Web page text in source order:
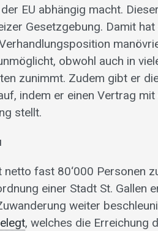
EU abhängig macht.
Gesetzgebung. Damit
obwohl auch in
zunimmt. Zudem gibt er
indem er einen Vertrag
stellt.
fast 80‘000 Personen
einer Stadt St. Gallen
weiter
, welches die Erreichung